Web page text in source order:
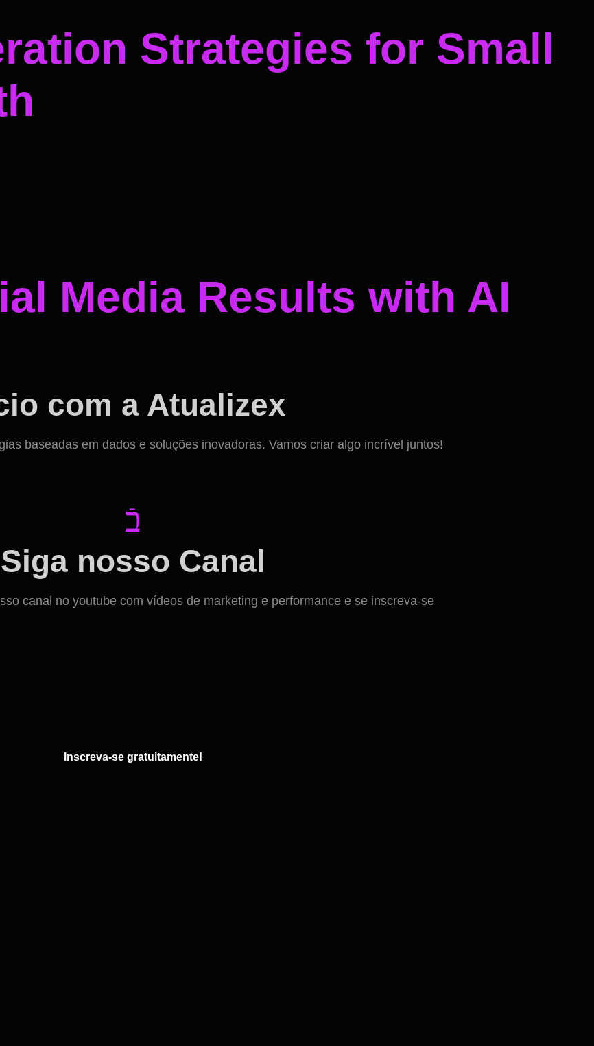
Strategies for Small
Media Results with AI
com a Atualizex
baseadas em dados e soluções inovadoras. Vamos criar algo incrível juntos!
Siga nosso Canal
canal no youtube com vídeos de marketing e performance e se inscreva-se
Inscreva-se gratuitamente!